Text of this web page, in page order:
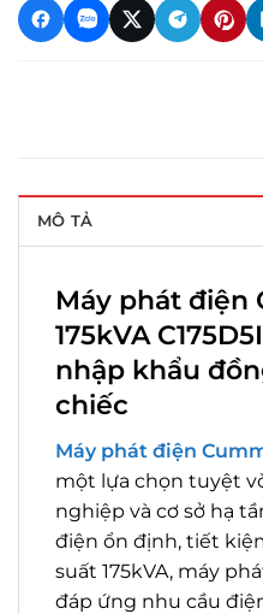
MÔ TẢ
Máy phát điện
175kVA
nhập khẩu
chiếc
Máy phát điện
một lựa chọn tuyệt
nghiệp và cơ sở hạ
điện ổn định, tiết
suất 175kVA, máy
đáp ứng nhu cầu